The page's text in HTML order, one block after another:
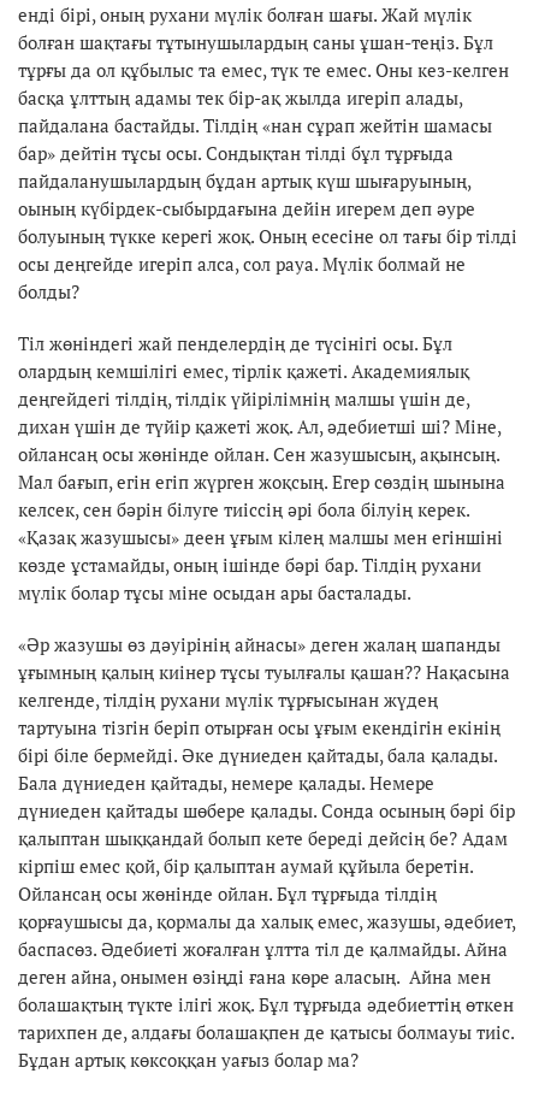
енді бірі, оның рухани мүлік болған шағы. Жай мүлік
болған шақтағы тұтынушылардың саны ұшан-теңіз. Бұл
тұрғы да ол құбылыс та емес, түк те емес. Оны кез-келген
басқа ұлттың адамы тек бір-ақ жылда игеріп алады,
пайдалана бастайды. Тілдің «нан сұрап жейтін шамасы
бар» дейтін тұсы осы. Сондықтан тілді бұл тұрғыда
пайдаланушылардың бұдан артық күш шығаруының,
оының күбірдек-сыбырдағына дейін игерем деп әуре
болуының түкке керегі жоқ. Оның есесіне ол тағы бір тілді
осы деңгейде игеріп алса, сол рауа. Мүлік болмай не
болды?
Тіл жөніндегі жай пенделердің де түсінігі осы. Бұл
олардың кемшілігі емес, тірлік қажеті. Академиялық
деңгейдегі тілдің, тілдік үйірілімнің малшы үшін де,
дихан үшін де түйір қажеті жоқ. Ал, әдебиетші ші? Міне,
ойлансаң осы жөнінде ойлан. Сен жазушысың, ақынсың.
Мал бағып, егін егіп жүрген жоқсың. Егер сөздің шынына
келсек, сен бәрін білуге тиіссің әрі бола білуің керек.
«Қазақ жазушысы» деен ұғым кілең малшы мен егіншіні
көзде ұстамайды, оның ішінде бәрі бар. Тілдің рухани
мүлік болар тұсы міне осыдан ары басталады.
«Әр жазушы өз дәуірінің айнасы» деген жалаң шапанды
ұғымның қалың киінер тұсы туылғалы қашан?? Нақасына
келгенде, тілдің рухани мүлік тұрғысынан жүдең
тартуына тізгін беріп отырған осы ұғым екендігін екінің
бірі біле бермейді. Әке дүниеден қайтады, бала қалады.
Бала дүниеден қайтады, немере қалады. Немере
дүниеден қайтады шөбере қалады. Сонда осының бәрі бір
қалыптан шыққандай болып кете береді дейсің бе? Адам
кірпіш емес қой, бір қалыптан аумай құйыла беретін.
Ойлансаң осы жөнінде ойлан. Бұл тұрғыда тілдің
қорғаушысы да, қормалы да халық емес, жазушы, әдебиет,
баспасөз. Әдебиеті жоғалған ұлтта тіл де қалмайды. Айна
деген айна, онымен өзіңді ғана көре аласың. Айна мен
болашақтың түкте ілігі жоқ. Бұл тұрғыда әдебиеттің өткен
тарихпен де, алдағы болашақпен де қатысы болмауы тиіс.
Бұдан артық көксоққан уағыз болар ма?